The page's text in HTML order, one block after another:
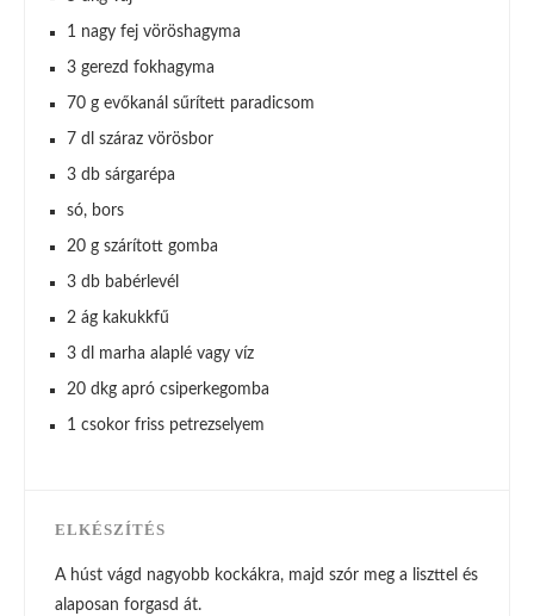
1 nagy fej vöröshagyma
3 gerezd fokhagyma
70 g evőkanál sűrített paradicsom
7 dl száraz vörösbor
3 db sárgarépa
só, bors
20 g szárított gomba
3 db babérlevél
2 ág kakukkfű
3 dl marha alaplé vagy víz
20 dkg apró csiperkegomba
1 csokor friss petrezselyem
ELKÉSZÍTÉS
A húst vágd nagyobb kockákra, majd szór meg a liszttel és
alaposan forgasd át.